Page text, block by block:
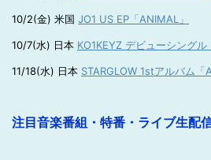
10/2(金) 米国 JO1 US EP「ANIMAL」
10/7(水) 日本 KO1KEYZ デビューシングル
11/18(水) 日本 STARGLOW 1stアルバム「
注目音楽番組・特番・ライブ生配